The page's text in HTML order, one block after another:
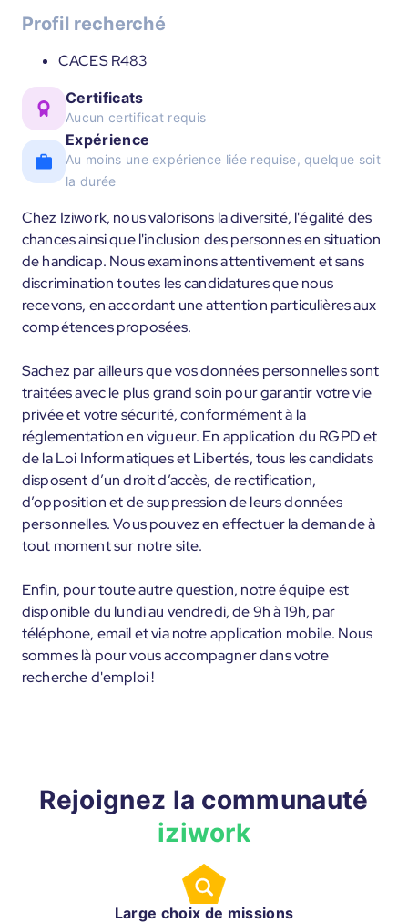
Profil recherché
CACES R483
Certificats
Aucun certificat requis
Expérience
Au moins une expérience liée requise, quelque soit
la durée
Chez Iziwork, nous valorisons la diversité, l'égalité des
chances ainsi que l'inclusion des personnes en situation
de handicap. Nous examinons attentivement et sans
discrimination toutes les candidatures que nous
recevons, en accordant une attention particulières aux
compétences proposées.
Sachez par ailleurs que vos données personnelles sont
traitées avec le plus grand soin pour garantir votre vie
privée et votre sécurité, conformément à la
réglementation en vigueur. En application du RGPD et
de la Loi Informatiques et Libertés, tous les candidats
disposent d’un droit d’accès, de rectification,
d’opposition et de suppression de leurs données
personnelles. Vous pouvez en effectuer la demande à
tout moment sur notre site.
Enfin, pour toute autre question, notre équipe est
disponible du lundi au vendredi, de 9h à 19h, par
téléphone, email et via notre application mobile. Nous
sommes là pour vous accompagner dans votre
recherche d'emploi !
Rejoignez la communauté
iziwork
Large choix de missions